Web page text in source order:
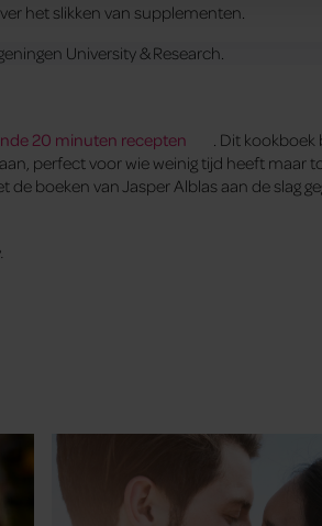
verzameld op basis van uw gebruik
het slikken van supplementen.
University & Research.
20 minuten recepten
. Dit kookboek
perfect voor wie weinig tijd heeft maar
boeken van Jasper Alblas aan de slag